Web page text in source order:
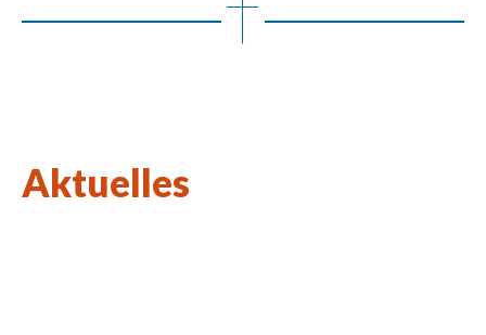
AktuellesWort des Lebens August 2026